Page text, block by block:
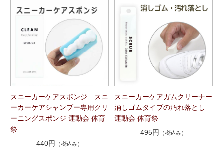
スニーカーケアスポンジ スニ
ーカーケアシャンプー専用クリ
ーニングスポンジ 運動会 体育
祭
440円
（税込み）
スニーカーケアガムクリーナー
消しゴムタイプの汚れ落とし
運動会 体育祭
495円
（税込み）